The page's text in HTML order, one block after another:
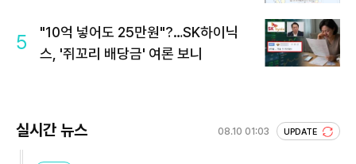
5
"10억 넣어도 25만원"?…SK하이닉
스, '쥐꼬리 배당금' 여론 보니
실시간 뉴스 08.10 01:03 UPDATE